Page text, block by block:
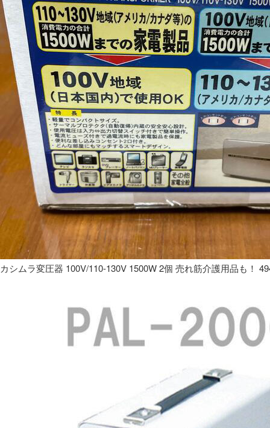
カシムラ変圧器 100V/110-130V 1500W 2個 売れ筋介護用品も！